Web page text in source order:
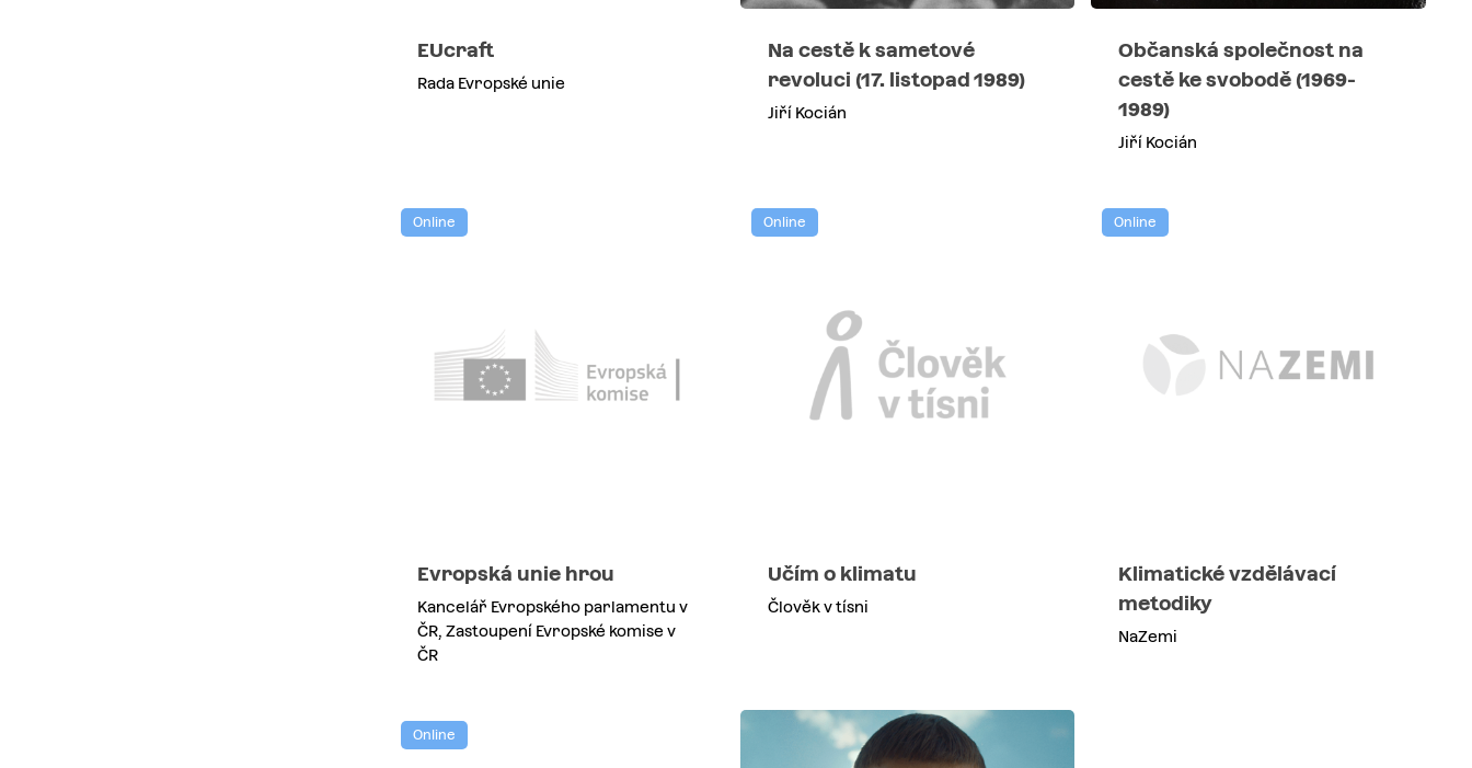
EUcraft
Rada Evropské unie
Na cestě k sametové
revoluci (17. listopad 1989)
Jiří Kocián
Občanská společnost na
cestě ke svobodě (1969-
1989)
Jiří Kocián
Online
Evropská unie hrou
Kancelář Evropského parlamentu v
ČR, Zastoupení Evropské komise v
ČR
Online
Učím o klimatu
Člověk v tísni
Online
Klimatické vzdělávací
metodiky
NaZemi
Online